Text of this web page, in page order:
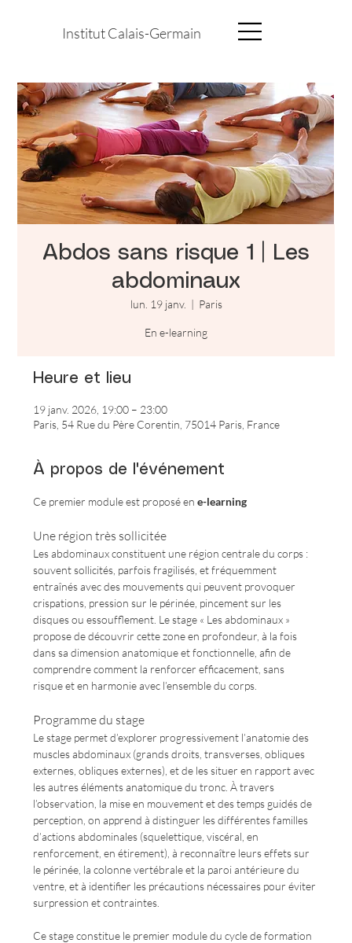
Institut Calais-Germain
Abdos sans risque 1 | Les
abdominaux
lun. 19 janv.
  |
Paris
En e-learning
Heure et lieu
19 janv. 2026, 19:00 – 23:00
Paris, 54 Rue du Père Corentin, 75014 Paris, France
À propos de l'événement
Ce premier module est proposé en e-learning
Une région très sollicitée
Les abdominaux constituent une région centrale du corps :
souvent sollicités, parfois fragilisés, et fréquemment
entraînés avec des mouvements qui peuvent provoquer
crispations, pression sur le périnée, pincement sur les
disques ou essoufflement. Le stage « Les abdominaux »
propose de découvrir cette zone en profondeur, à la fois
dans sa dimension anatomique et fonctionnelle, afin de
comprendre comment la renforcer efficacement, sans
risque et en harmonie avec l’ensemble du corps.
Programme du stage
Le stage permet d’explorer progressivement l’anatomie des
muscles abdominaux (grands droits, transverses, obliques
externes, obliques externes), et de les situer en rapport avec
les autres éléments anatomique du tronc. À travers
l’observation, la mise en mouvement et des temps guidés de
perception, on apprend à distinguer les différentes familles
d’actions abdominales (squelettique, viscéral, en
renforcement, en étirement), à reconnaître leurs effets sur
le périnée, la colonne vertébrale et la paroi antérieure du
ventre, et à identifier les précautions nécessaires pour éviter
surpression et contraintes.
Ce stage constitue le premier module du cycle de formation